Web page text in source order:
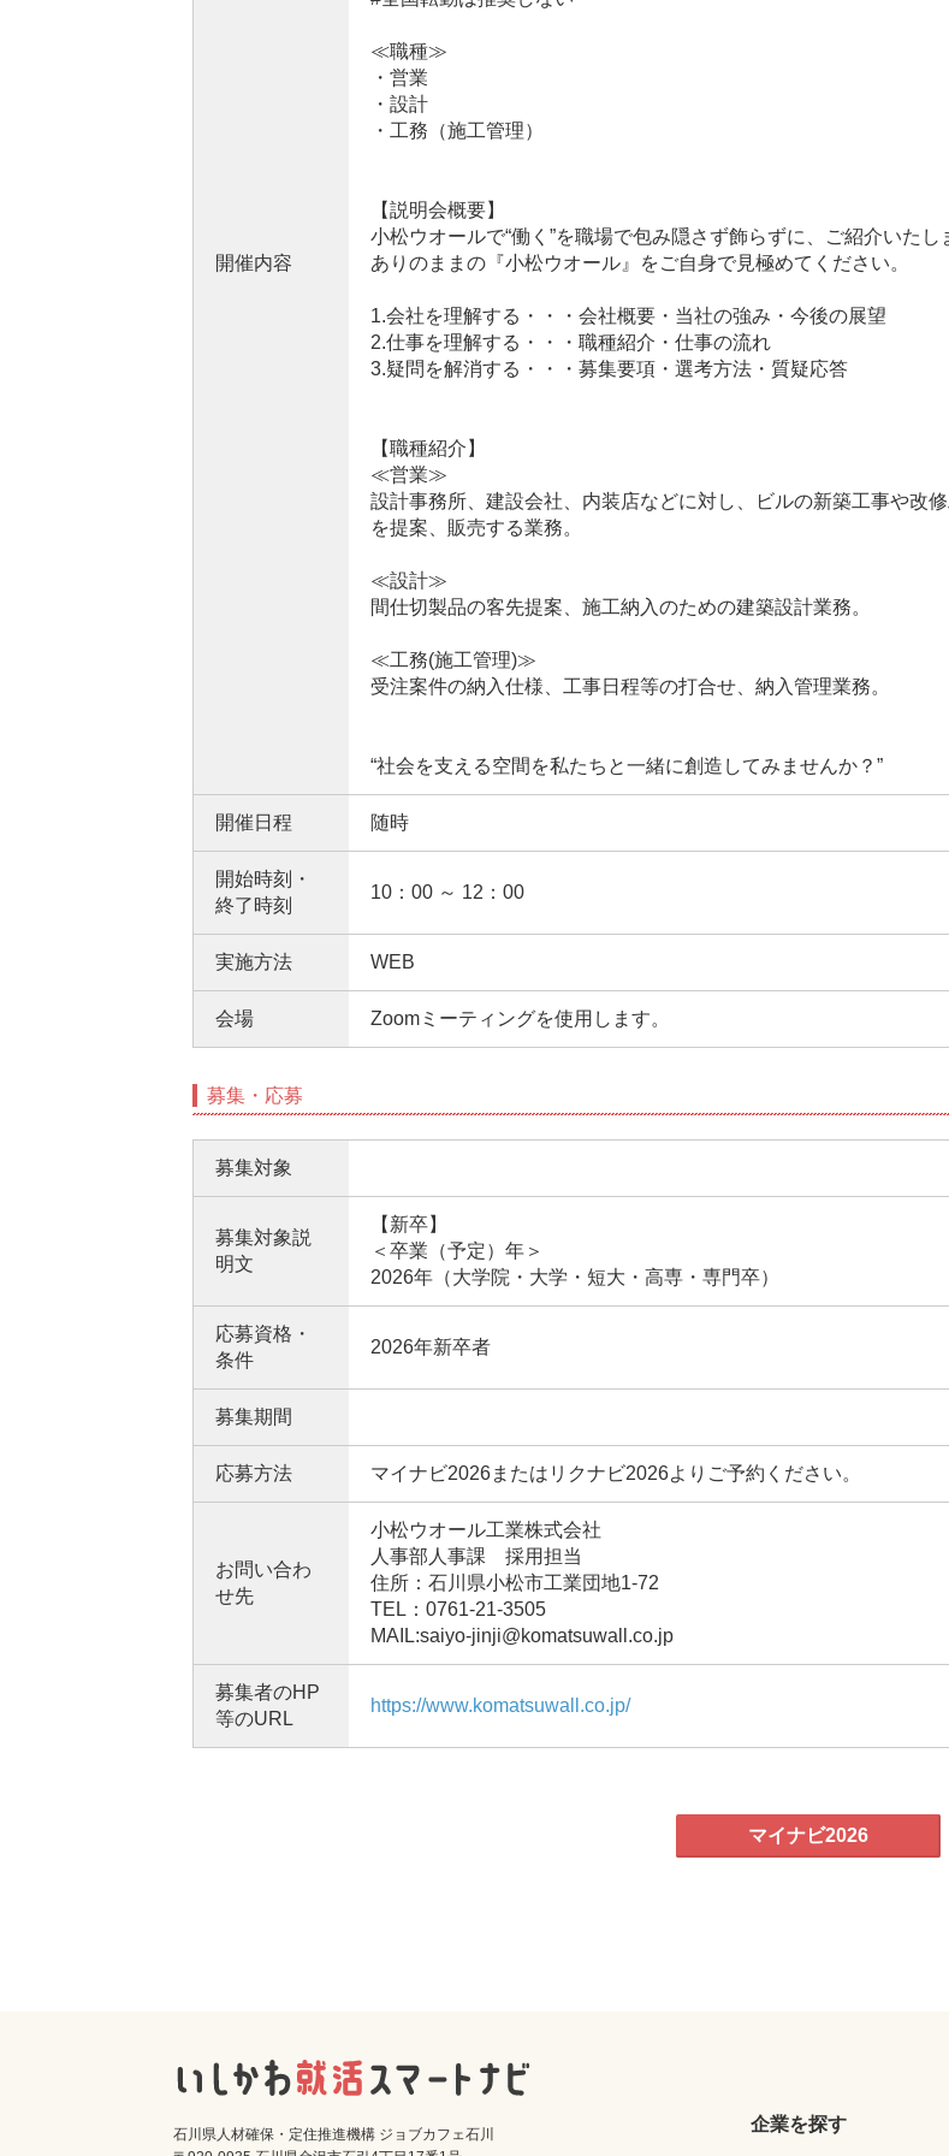
開催内容
≪職種≫
・営業
・設計
・工務（施工管理）
【説明会概要】
小松ウオールで“働く”を職場で包み隠さず飾らずに、ご紹介いたし
ありのままの『小松ウオール』をご自身で見極めてください。
1.会社を理解する・・・会社概要・当社の強み・今後の展望
2.仕事を理解する・・・職種紹介・仕事の流れ
3.疑問を解消する・・・募集要項・選考方法・質疑応答
【職種紹介】
≪営業≫
設計事務所、建設会社、内装店などに対し、ビルの新築工事や改
を提案、販売する業務。
≪設計≫
間仕切製品の客先提案、施工納入のための建築設計業務。
≪工務(施工管理)≫
受注案件の納入仕様、工事日程等の打合せ、納入管理業務。
“社会を支える空間を私たちと一緒に創造してみませんか？”
開催日程 随時
開始時刻・
終了時刻
10：00 ～ 12：00
実施方法 WEB
会場 Zoomミーティングを使用します。
募集・応募
募集対象
募集対象説
明文
【新卒】
＜卒業（予定）年＞
2026年（大学院・大学・短大・高専・専門卒）
応募資格・
条件
2026年新卒者
募集期間
応募方法 マイナビ2026またはリクナビ2026よりご予約ください。
お問い合わ
せ先
小松ウオール工業株式会社
人事部人事課 採用担当
住所：石川県小松市工業団地1-72
TEL：0761-21-3505
MAIL:saiyo-jinji@komatsuwall.co.jp
募集者のHP
等のURL
https://www.komatsuwall.co.jp/
マイナビ2026
石川県人材確保・定住推進機構 ジョブカフェ石川
企業を探す